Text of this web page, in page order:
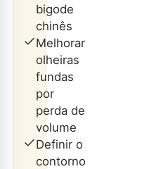
bigode
chinês
Melhorar
olheiras
fundas
por
perda de
volume
Definir o
contorno